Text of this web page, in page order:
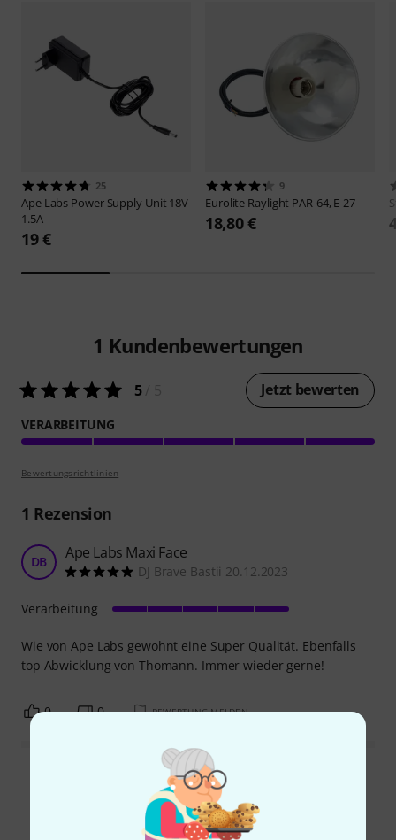
25
Ape Labs Power Supply Unit 18V
1.5A
19 €
9
Eurolite Raylight PAR-64, E-27
18,80 €
1 Kundenbewertungen
5/ 5 Jetzt bewerten
VERARBEITUNG
Bewertungsrichtlinien
1 Rezension
DB Ape Labs Maxi Face
DJ Brave Bastii 20.12.2023
Wie von Ape Labs gewohnt eine Super Qualität. Ebenfalls
top Abwicklung von Thomann. Immer wieder gerne!
Verarbeitung
0 0 BEWERTUNG MELDEN
Alle Bewertungen lesen